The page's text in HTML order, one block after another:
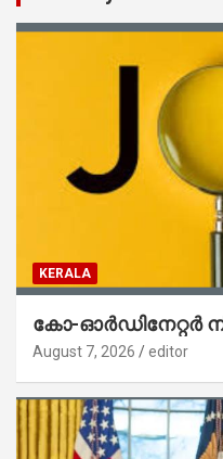
KERALA
കോ-ഓർഡിനേറ്റർ
August 7, 2026 editor